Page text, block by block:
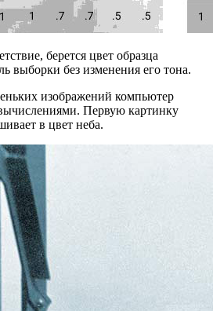
, берется цвет образца
выборки без изменения его тона.
изображений компьютер
вычислениями. Первую картинку
в цвет неба.